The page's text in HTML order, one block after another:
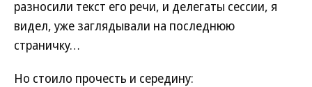
разносили текст его речи, и делегаты сессии, я
видел, уже заглядывали на последнюю
страничку…
Но стоило прочесть и середину: